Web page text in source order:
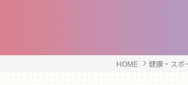
HOME 健康・スポ